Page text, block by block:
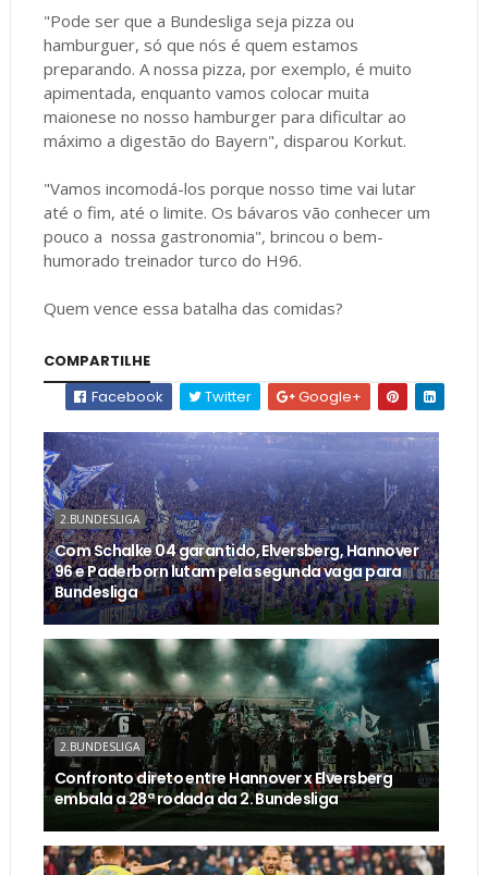
"Pode ser que a Bundesliga seja pizza ou
hamburguer, só que nós é quem estamos
preparando. A nossa pizza, por exemplo, é muito
apimentada, enquanto vamos colocar muita
maionese no nosso hamburger para dificultar ao
máximo a digestão do Bayern", disparou Korkut.
"Vamos incomodá-los porque nosso time vai lutar
até o fim, até o limite. Os bávaros vão conhecer um
pouco a nossa gastronomia", brincou o bem-
humorado treinador turco do H96.
Quem vence essa batalha das comidas?
COMPARTILHE
Facebook
Twitter Google+
2.BUNDESLIGA
Com Schalke 04 garantido, Elversberg, Hannover
96 e Paderborn lutam pela segunda vaga para
Bundesliga
2.BUNDESLIGA
Confronto direto entre Hannover x Elversberg
embala a 28ª rodada da 2. Bundesliga